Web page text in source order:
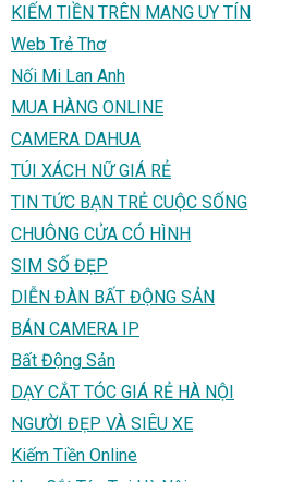
KIẾM TIỀN TRÊN MANG UY TÍN
Web Trẻ Thơ
Nối Mi Lan Anh
MUA HÀNG ONLINE
CAMERA DAHUA
TÚI XÁCH NỮ GIÁ RẺ
TIN TỨC BẠN TRẺ CUỘC SỐNG
CHUÔNG CỬA CÓ HÌNH
SIM SỐ ĐẸP
DIỄN ĐÀN BẤT ĐỘNG SẢN
BÁN CAMERA IP
Bất Động Sản
DẠY CẮT TÓC GIÁ RẺ HÀ NỘI
NGƯỜI ĐẸP VÀ SIÊU XE
Kiếm Tiền Online